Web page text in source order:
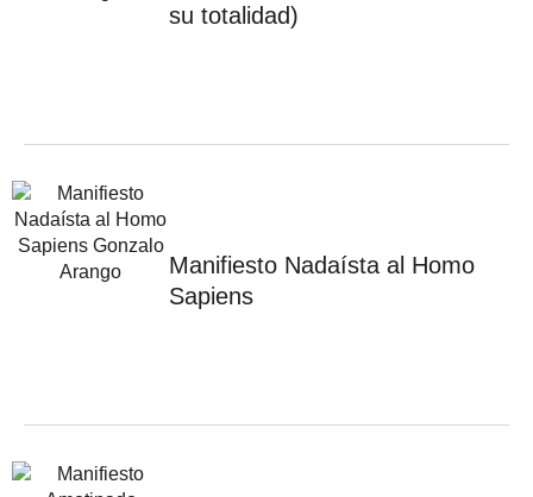
su totalidad)
Manifiesto Nadaísta al Homo
Sapiens